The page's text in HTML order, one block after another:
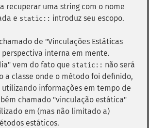
recuperar uma string com o nome
e static:: introduz seu escopo.
de "Vinculações Estáticas
perspectiva interna em mente.
vem do fato que static:: não será
a classe onde o método foi definido,
informações em tempo de
chamado "vinculação estática"
em (mas não limitado a)
estáticos.